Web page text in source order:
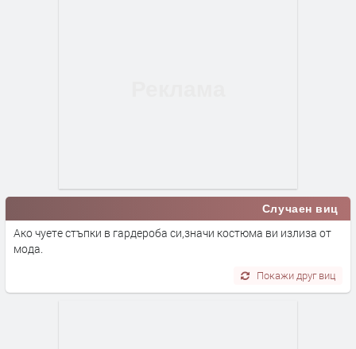
Случаен виц
Ако чуете стъпки в гардероба си,значи костюма ви излиза от
мода.
Покажи друг виц